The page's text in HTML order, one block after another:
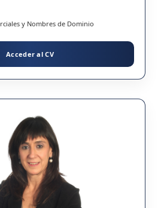
y Nombres de Dominio
Acceder al CV